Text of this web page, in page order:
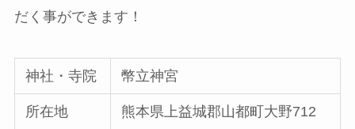
だく事ができます！
神社・寺院 幣立神宮
所在地 熊本県上益城郡山都町大野712